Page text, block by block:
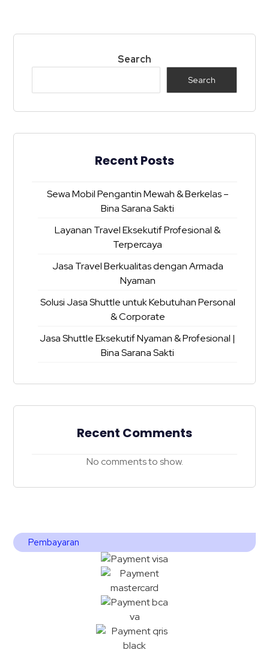
Search
Search
Recent Posts
Sewa Mobil Pengantin Mewah & Berkelas –
Bina Sarana Sakti
Layanan Travel Eksekutif Profesional &
Terpercaya
Jasa Travel Berkualitas dengan Armada
Nyaman
Solusi Jasa Shuttle untuk Kebutuhan Personal
& Corporate
Jasa Shuttle Eksekutif Nyaman & Profesional |
Bina Sarana Sakti
Recent Comments
No comments to show.
Pembayaran